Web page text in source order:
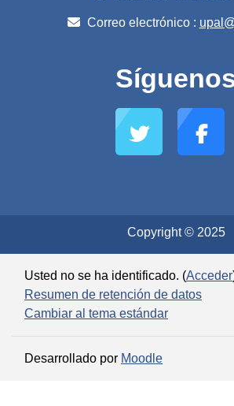
Correo electrónico :
Copyright © 2025
Usted no se ha identificado. (Acceder
Resumen de retención de datos
Cambiar al tema estándar
Desarrollado por Moodle